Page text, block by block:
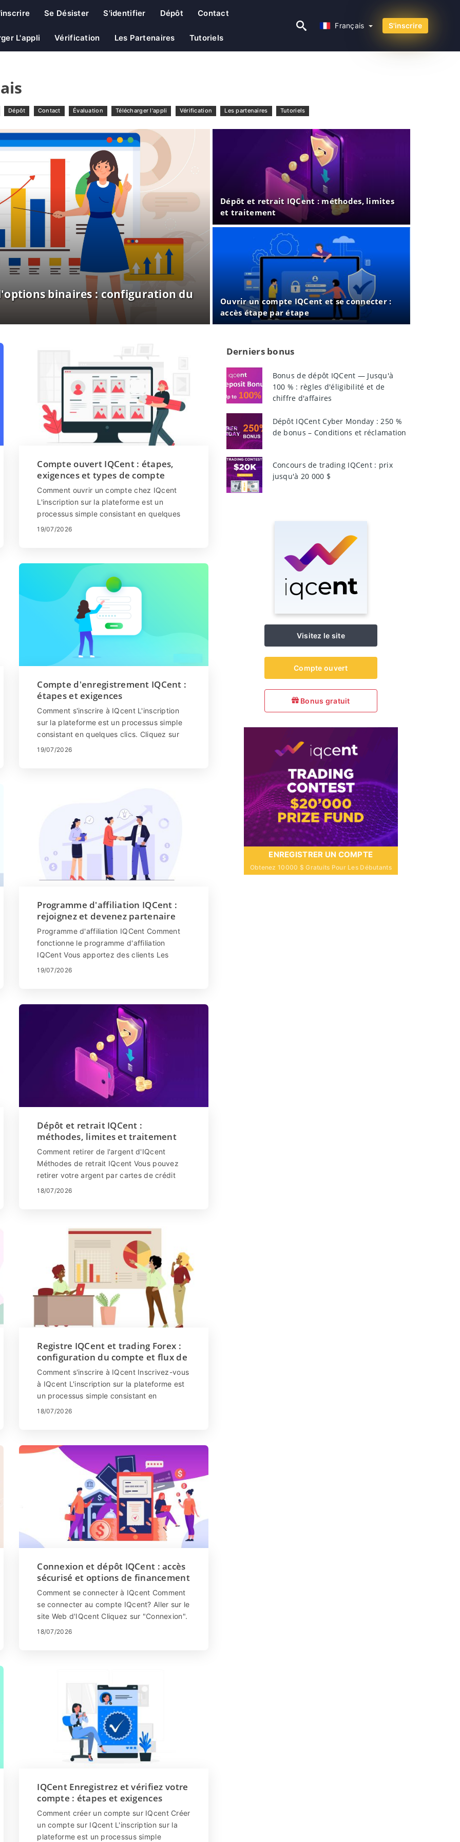
Français
Se Désister S'identifier Dépôt Contact
L'appli Vérification Les Partenaires Tutoriels
Français S'inscrire
Dépôt Contact Évaluation Télécharger l'appli Vérification Les partenaires Tutoriels
binaires : configuration du
Dépôt et retrait IQCent : méthodes, limites
et traitement
Ouvrir un compte IQCent et se connecter :
accès étape par étape
Compte ouvert IQCent : étapes,
exigences et types de compte
Comment ouvrir un compte chez IQcent
L'inscription sur la plateforme est un
processus simple consistant en quelques
clics. Cliquez sur "S'inscrire". Assu...
19/07/2026
Compte d'enregistrement IQCent :
étapes et exigences
Comment s'inscrire à IQcent L'inscription
sur la plateforme est un processus simple
consistant en quelques clics. Cliquez sur
"S'inscrire". Assurez-vous ...
19/07/2026
Programme d'affiliation IQCent :
rejoignez et devenez partenaire
Programme d'affiliation IQCent Comment
fonctionne le programme d'affiliation
IQCent Vous apportez des clients Les
clients effectuent des dépôts Vo...
19/07/2026
Dépôt et retrait IQCent :
méthodes, limites et traitement
Comment retirer de l'argent d'IQcent
Méthodes de retrait IQcent Vous pouvez
retirer votre argent par cartes de crédit
(VISA/MasterCard), virement bancaire,
18/07/2026
Registre IQCent et trading Forex :
configuration du compte et flux de
travail de trading
Comment s'inscrire à IQcent Inscrivez-vous
à IQcent L'inscription sur la plateforme est
un processus simple consistant en
quelques clics. Cliquez sur "S'inscrire...
18/07/2026
Connexion et dépôt IQCent : accès
sécurisé et options de financement
Comment se connecter à IQcent Comment
se connecter au compte IQcent? Aller sur le
site Web d'IQcent Cliquez sur "Connexion".
Entrez votre e...
18/07/2026
IQCent Enregistrez et vérifiez votre
compte : étapes et exigences
Comment créer un compte sur IQcent Créer
un compte sur IQcent L'inscription sur la
plateforme est un processus simple
Derniers bonus
Bonus de dépôt IQCent — Jusqu'à
100 % : règles d'éligibilité et de
chiffre d'affaires
Dépôt IQCent Cyber ​​Monday : 250 %
de bonus – Conditions et réclamation
Concours de trading IQCent : prix
jusqu'à 20 000 $
Visitez le site
Compte ouvert
Bonus gratuit
ENREGISTRER UN COMPTE
Obtenez 10000 $ Gratuits Pour Les Débutants